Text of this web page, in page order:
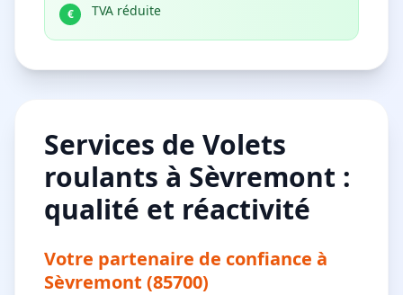
€ TVA réduite
Services de Volets
roulants à Sèvremont :
qualité et réactivité
Votre partenaire de confiance à
Sèvremont (85700)